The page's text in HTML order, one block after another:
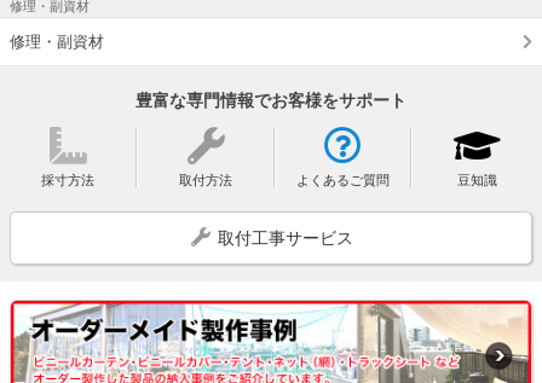
修理・副資材
修理・副資材
豊富な専門情報でお客様をサポート
採寸方法 取付方法 よくあるご質問 豆知識
取付工事サービス